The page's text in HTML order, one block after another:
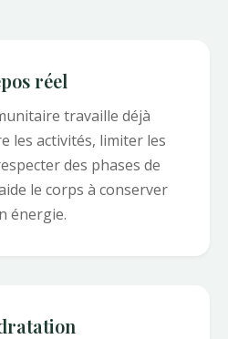
réel
travaille déjà
les activités, limiter les
des phases de
le corps à conserver
énergie.